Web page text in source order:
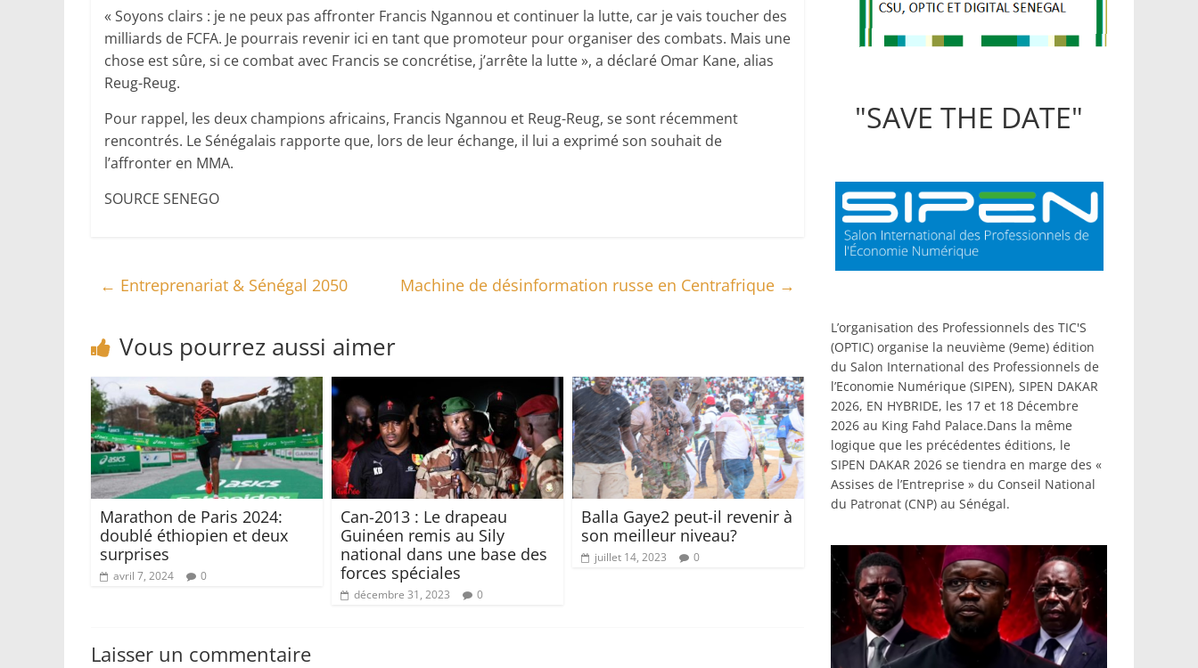
« Soyons clairs : je ne peux pas affronter Francis Ngannou et continuer la lutte, car je vais toucher des
milliards de FCFA. Je pourrais revenir ici en tant que promoteur pour organiser des combats. Mais une
chose est sûre, si ce combat avec Francis se concrétise, j’arrête la lutte », a déclaré Omar Kane, alias
Reug-Reug.
Pour rappel, les deux champions africains, Francis Ngannou et Reug-Reug, se sont récemment
rencontrés. Le Sénégalais rapporte que, lors de leur échange, il lui a exprimé son souhait de
l’affronter en MMA.
SOURCE SENEGO
← Entreprenariat & Sénégal 2050 Machine de désinformation russe en Centrafrique →
Vous pourrez aussi aimer
Marathon de Paris 2024:
doublé éthiopien et deux
surprises
avril 7, 2024 0
Can-2013 : Le drapeau
Guinéen remis au Sily
national dans une base des
forces spéciales
décembre 31, 2023 0
Balla Gaye2 peut-il revenir à
son meilleur niveau?
juillet 14, 2023 0
Laisser un commentaire
"SAVE THE DATE"
L’organisation des Professionnels des TIC'S
(OPTIC) organise la neuvième (9eme) édition
du Salon International des Professionnels de
l’Economie Numérique (SIPEN), SIPEN DAKAR
2026, EN HYBRIDE, les 17 et 18 Décembre
2026 au King Fahd Palace.Dans la même
logique que les précédentes éditions, le
SIPEN DAKAR 2026 se tiendra en marge des «
Assises de l’Entreprise » du Conseil National
du Patronat (CNP) au Sénégal.